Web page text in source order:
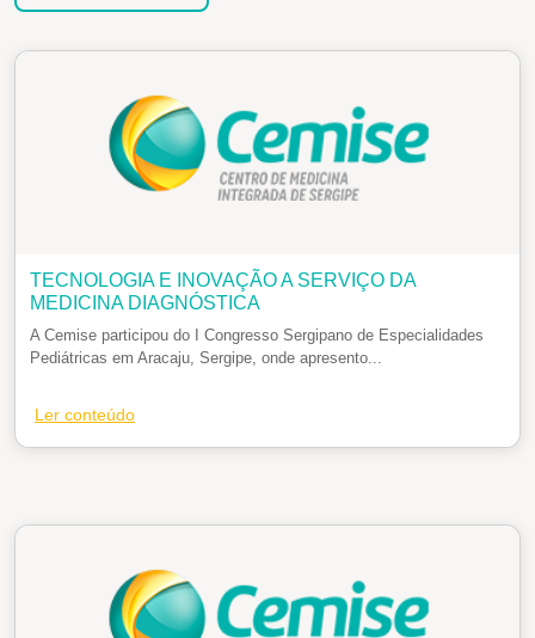
TECNOLOGIA E INOVAÇÃO A SERVIÇO DA
MEDICINA DIAGNÓSTICA
A Cemise participou do I Congresso Sergipano de Especialidades
Pediátricas em Aracaju, Sergipe, onde apresento...
Ler conteúdo